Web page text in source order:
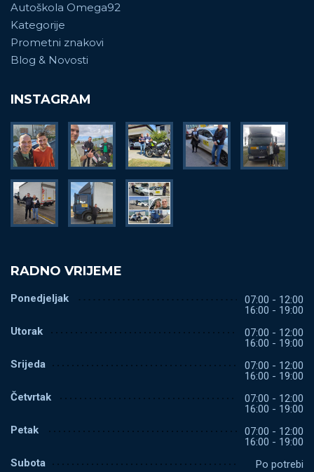
Autoškola Omega92
Kategorije
Prometni znakovi
Blog & Novosti
INSTAGRAM
RADNO VRIJEME
Ponedjeljak
07:00 - 12:00
16:00 - 19:00
Utorak
07:00 - 12:00
16:00 - 19:00
Srijeda
07:00 - 12:00
16:00 - 19:00
Četvrtak
07:00 - 12:00
16:00 - 19:00
Petak
07:00 - 12:00
16:00 - 19:00
Subota
Po potrebi